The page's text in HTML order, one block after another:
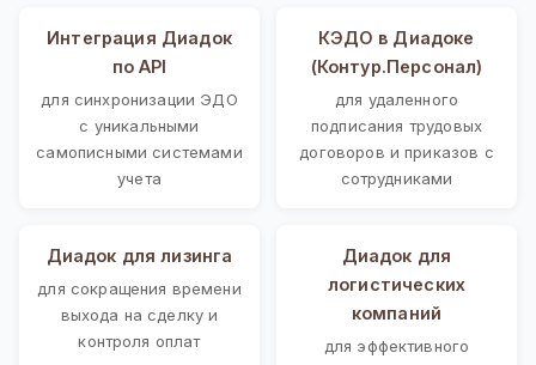
Интеграция Диадок
по API
для синхронизации ЭДО
с уникальными
самописными системами
учета
КЭДО в Диадоке
(Контур.Персонал)
для удаленного
подписания трудовых
договоров и приказов с
сотрудниками
Диадок для лизинга
для сокращения времени
выхода на сделку и
контроля оплат
Диадок для
логистических
компаний
для эффективного